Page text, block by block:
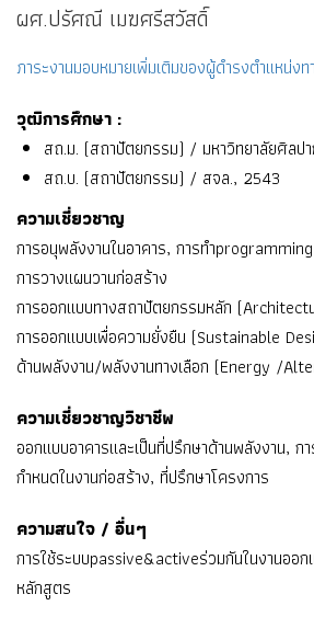
ผศ.ปรัศณี เมฆศรีสวัสดิ์
ภาระงานมอบหมายเพิ่มเติมของผู้ดำรงตำแหน่งท
วุฒิการศึกษา :
สถ.ม. (สถาปัตยกรรม) / มหาวิทยาลัยศิลป
สถ.บ. (สถาปัตยกรรม) / สจล., 2543
ความเชี่ยวชาญ
การอนุพลังงานในอาคาร, การทำ
การวางแผนวานก่อสร้าง
การออกแบบทางสถาปัตยกรรมหลัก
การออกแบบเพื่อความยั่งยืน (Sustainable
ด้านพลังงาน/พลังงานทางเลือก (Energy /
ความเชี่ยวชาญวิชาชีพ
ออกแบบอาคารและเป็นที่ปรึกษาด้านพลังงาน, ก
กำหนดในงานก่อสร้าง, ที่ปรึกษาโครงการ
ความสนใจ / อื่นๆ
การใช้ระบบpassive&activeร่วมกันในงานออ
หลักสูตร